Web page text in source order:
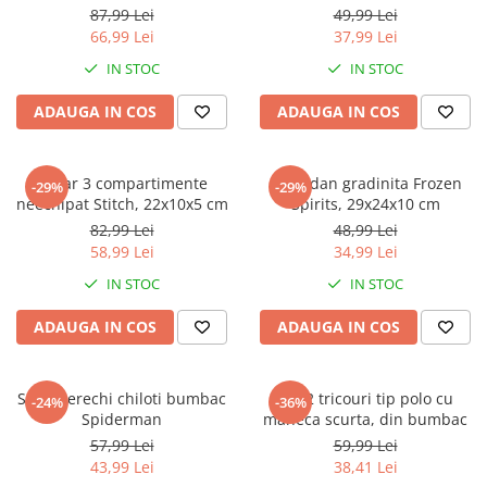
Star Wars
R-Walker
Pokemon
Baby Shark
Testoasele Ninja
Fireman Sam
Disney
Frozen Disney
Printesele Disney
Disney
Mickey Mouse Disney
Baby Shark
Pokemon
Pink Panther
Bing
Marie Cat
Skateboard
Casti protectie sport
Manusi sport
Vehicule
Casute si Locuri de joaca
Sporturi de interior
87,99 Lei
66,99 Lei
IN STOC
ADAUGA IN COS
49,99 Lei
37,99 Lei
IN STOC
ADAUGA IN COS
-29%
Penar 3 compartimente
neechipat Stitch, 22x10x5 cm
82,99 Lei
58,99 Lei
IN STOC
ADAUGA IN COS
-29%
Ghiozdan gradinita Frozen
Spirits, 29x24x10 cm
48,99 Lei
34,99 Lei
IN STOC
ADAUGA IN COS
-24%
Set 5 perechi chiloti bumbac
Spiderman
57,99 Lei
43,99 Lei
-36%
Set 2 tricouri tip polo cu
maneca scurta, din bumbac
59,99 Lei
38,41 Lei